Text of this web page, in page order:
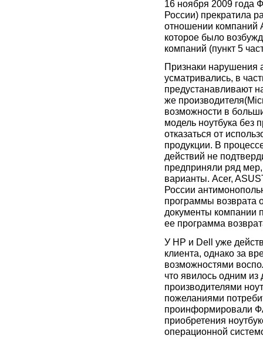
16 ноября 2009 года
России) прекратила
отношении компаний
которое было
компаний (пункт 5
Признаки нарушения
усматривались, в
предустанавливают
же
возможности в
модель ноутбука без
отказаться от
продукции. В
действий не
предприняли ряд
варианты. Асеr,
России
программы возврата
документы компании
ее программа
У HP и Dell уже
клиента, однако за
возможностями
что явилось одним из
производителями
пожеланиями
проинформировали
приобретения
операционной